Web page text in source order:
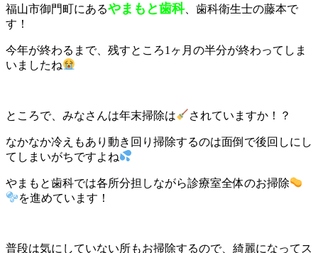
福山市御門町にあるやまもと歯科、歯科衛生士の藤本で
す！
今年が終わるまで、残すところ1ヶ月の半分が終わってしま
いましたね
ところで、みなさんは年末掃除は されていますか！？
なかなか冷えもあり動き回り掃除するのは面倒で後回しにし
てしまいがちですよね
やまもと歯科では各所分担しながら診療室全体のお掃除
を進めています！
普段は気にしていない所もお掃除するので、綺麗になってス